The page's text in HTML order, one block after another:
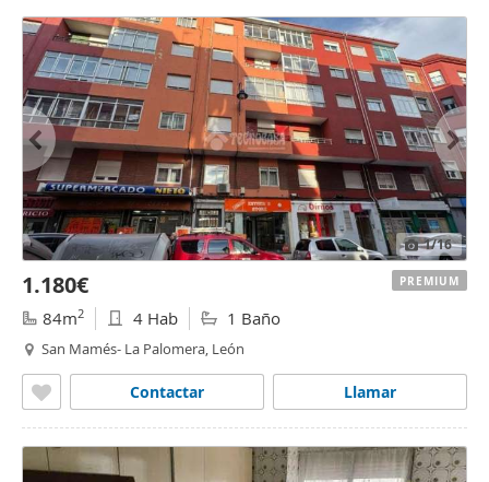
1/16
1.180€
84m2 4 Hab 1 Baño
San Mamés- La Palomera, León
Llamar
Contactar
PREMIUM